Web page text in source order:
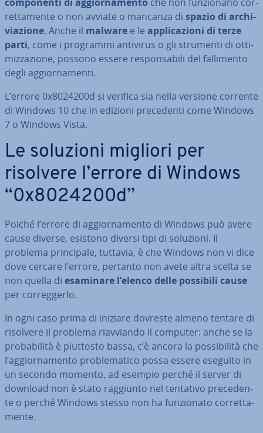
ret­ta­men­te o non avviate o mancanza di spazio di ar­chi­
via­zio­ne. Anche il malware e le ap­pli­ca­zio­ni di terze
parti, come i programmi antivirus o gli strumenti di ot­ti­
miz­za­zio­ne, possono essere re­spon­sa­bi­li del fal­li­men­to
degli ag­gior­na­men­ti.
L’errore 0x8024200d si verifica sia nella versione corrente
di Windows 10 che in edizioni pre­ce­den­ti come Windows
7 o Windows Vista.
Le soluzioni migliori per
risolvere l’errore di Windows
“0x8024200d”
Poiché l’errore di ag­gior­na­men­to di Windows può avere
cause diverse, esistono diversi tipi di soluzioni. Il
problema prin­ci­pa­le, tuttavia, è che Windows non vi dice
dove cercare l’errore, pertanto non avete altra scelta se
non quella di esaminare l’elenco delle possibili cause
per cor­reg­ger­lo.
In ogni caso prima di iniziare dovreste almeno tentare di
risolvere il problema riav­vian­do il computer: anche se la
pro­ba­bi­li­tà è piuttosto bassa, c’è ancora la pos­si­bi­li­tà che
l’ag­gior­na­men­to pro­ble­ma­ti­co possa essere eseguito in
un secondo momento, ad esempio perché il server di
download non è stato raggiunto nel tentativo pre­ce­den­
te o perché Windows stesso non ha fun­zio­na­to cor­ret­ta­
men­te.